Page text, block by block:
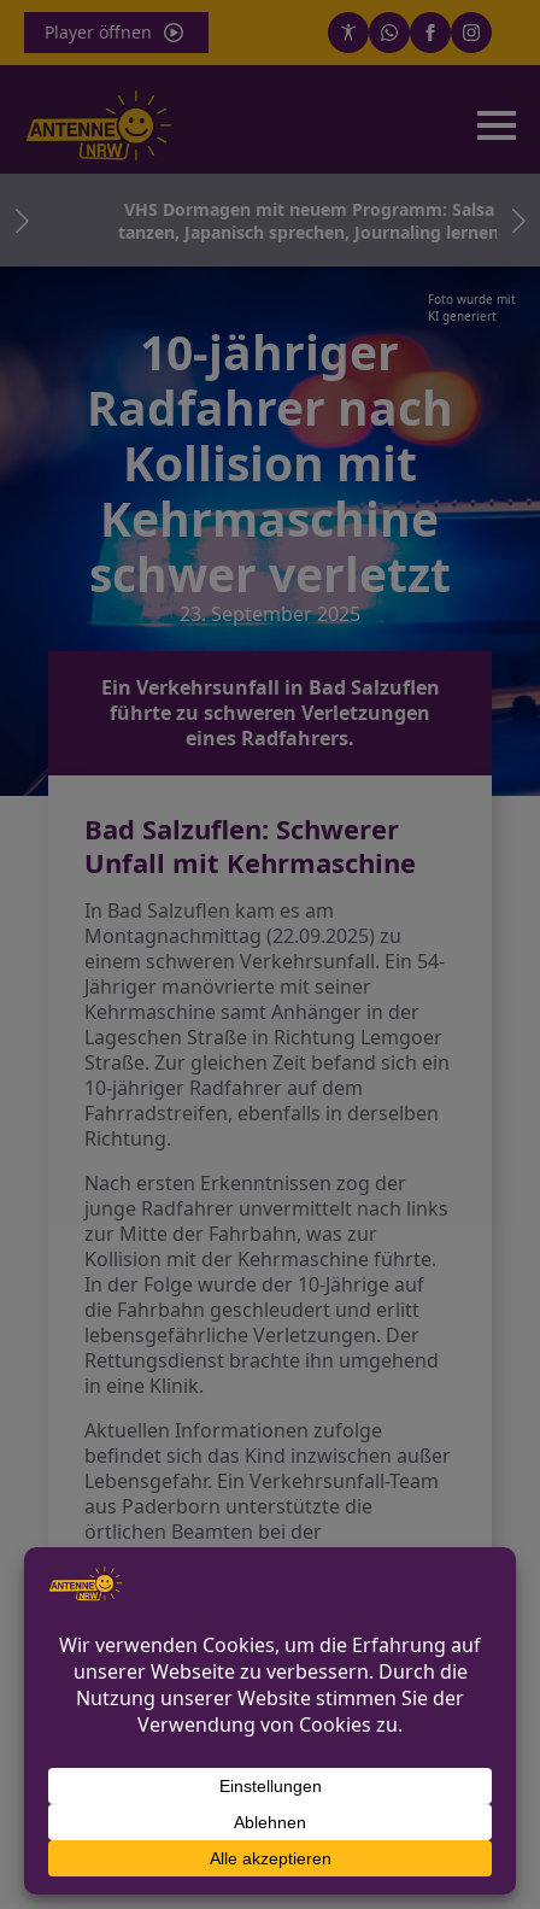
Player öffnen
VHS Dormagen mit neuem Programm: Salsa
tanzen, Japanisch sprechen, Journaling lernen
Foto wurde mit
KI generiert
10-jähriger
Radfahrer nach
Kollision mit
Kehrmaschine
schwer verletzt
23. September 2025
Ein Verkehrsunfall in Bad Salzuflen
führte zu schweren Verletzungen
eines Radfahrers.
Bad Salzuflen: Schwerer
Unfall mit Kehrmaschine
In Bad Salzuflen kam es am
Montagnachmittag (22.09.2025) zu
einem schweren Verkehrsunfall. Ein 54-
Jähriger manövrierte mit seiner
Kehrmaschine samt Anhänger in der
Lageschen Straße in Richtung Lemgoer
Straße. Zur gleichen Zeit befand sich ein
10-jähriger Radfahrer auf dem
Fahrradstreifen, ebenfalls in derselben
Richtung.
Nach ersten Erkenntnissen zog der
junge Radfahrer unvermittelt nach links
zur Mitte der Fahrbahn, was zur
Kollision mit der Kehrmaschine führte.
In der Folge wurde der 10-Jährige auf
die Fahrbahn geschleudert und erlitt
lebensgefährliche Verletzungen. Der
Rettungsdienst brachte ihn umgehend
in eine Klinik.
Aktuellen Informationen zufolge
befindet sich das Kind inzwischen außer
Lebensgefahr. Ein Verkehrsunfall-Team
aus Paderborn unterstützte die
örtlichen Beamten bei der
Straße vorübergehend gesperrt war.
VORHERIGER BEITRAG
Einbrecher stehlen Schmuck aus Wohnung
in Bielefeld
Dorstfelder Allee wegen Verkehrsunfall
zeitweise gesperrt